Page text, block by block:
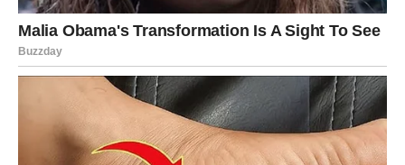
Posoli se i zatim podlije odgovarajućom količinom
vode.
Kada voda proključa, smanji se temperatura i kuha dok
riža ne upije svu tečnost.